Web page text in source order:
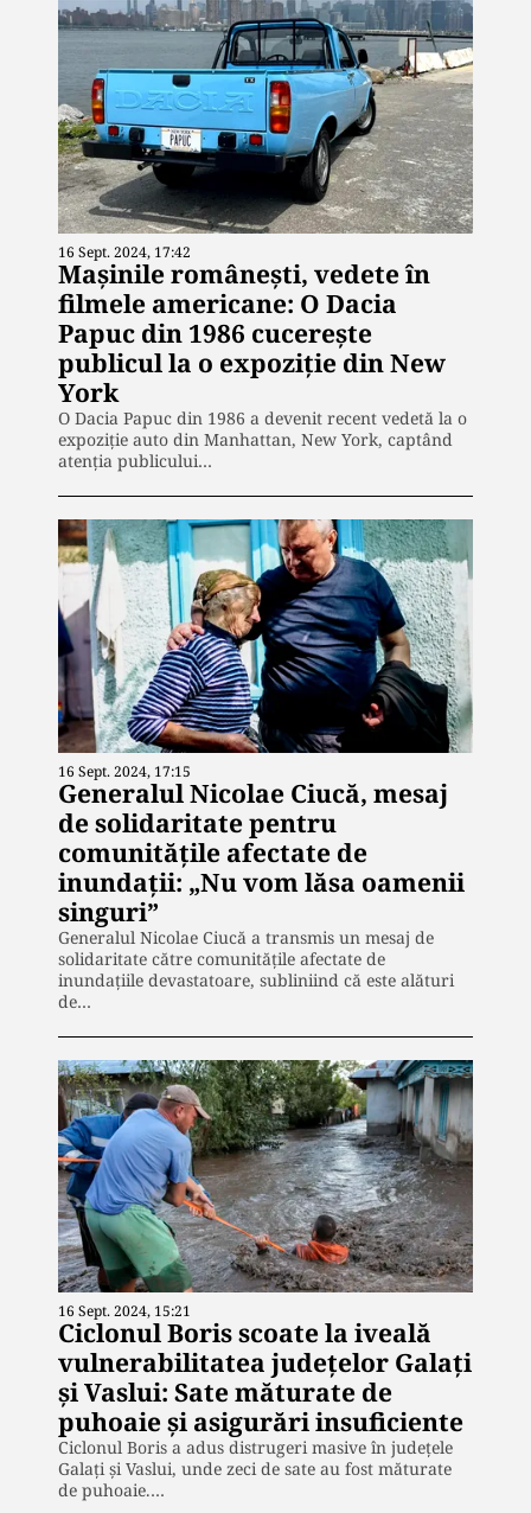
16 Sept. 2024, 17:42
Mașinile românești, vedete în
filmele americane: O Dacia
Papuc din 1986 cucerește
publicul la o expoziție din New
York
O Dacia Papuc din 1986 a devenit recent vedetă la o
expoziție auto din Manhattan, New York, captând
atenția publicului…
16 Sept. 2024, 17:15
Generalul Nicolae Ciucă, mesaj
de solidaritate pentru
comunitățile afectate de
inundații: „Nu vom lăsa oamenii
singuri”
Generalul Nicolae Ciucă a transmis un mesaj de
solidaritate către comunitățile afectate de
inundațiile devastatoare, subliniind că este alături
de…
16 Sept. 2024, 15:21
Ciclonul Boris scoate la iveală
vulnerabilitatea județelor Galați
și Vaslui: Sate măturate de
puhoaie și asigurări insuficiente
Ciclonul Boris a adus distrugeri masive în județele
Galați și Vaslui, unde zeci de sate au fost măturate
de puhoaie.…